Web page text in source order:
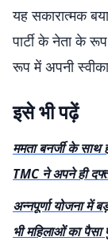
यह सकारात्मक
पार्टी के नेता के
रूप में अपनी
इसे भी पढ़ें
ममता बनर्जी के
TMC ने अपने ही
अन्नपूर्णा योजना में
भी महिलाओं का